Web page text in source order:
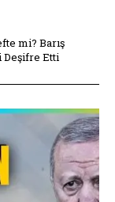
mi? Barış
Deşifre Etti